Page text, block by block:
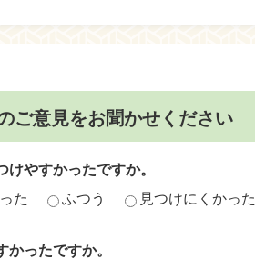
ご意見をお聞かせください
けやすかったですか。
た
ふつう 見つけにくかった
ったですか。